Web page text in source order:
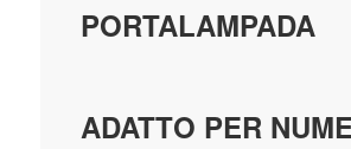
PORTALAMPADA
ADATTO PER